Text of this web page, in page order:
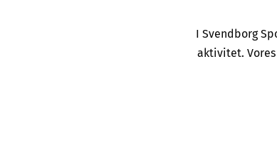
I Svendborg
aktivitet.